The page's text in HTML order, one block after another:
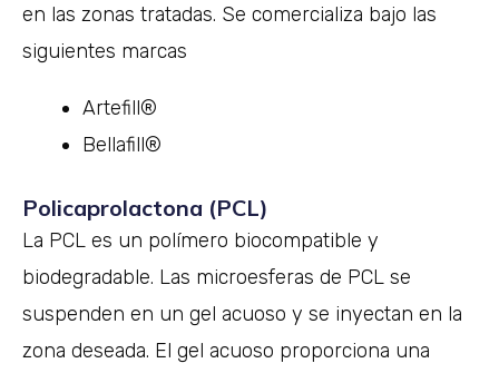
en las zonas tratadas. Se comercializa bajo las
siguientes marcas
Artefill®
Bellafill®
Policaprolactona (PCL)
La PCL es un polímero biocompatible y
biodegradable. Las microesferas de PCL se
suspenden en un gel acuoso y se inyectan en la
zona deseada. El gel acuoso proporciona una